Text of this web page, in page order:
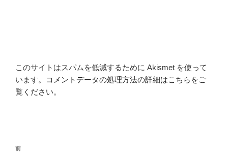
このサイトはスパムを低減するために Akismet を使って
います。
コメントデータの処理方法の詳細はこちらをご
覧ください。
投
前
前